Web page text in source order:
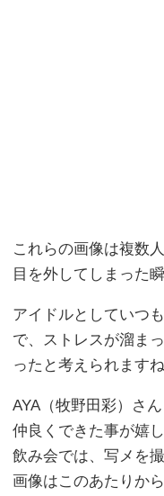
これらの画像は複数
目を外してしまった
アイドルとしていつ
で、ストレスが溜ま
ったと考えられますね
AYA（牧野田彩）さ
仲良くできた事が嬉
飲み会では、写メを
画像はこのあたりか